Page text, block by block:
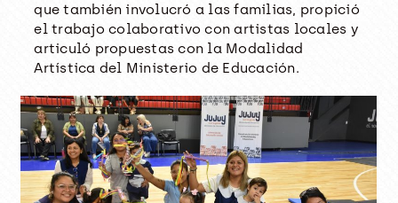
que también involucró a las familias, propició
el trabajo colaborativo con artistas locales y
articuló propuestas con la Modalidad
Artística del Ministerio de Educación.